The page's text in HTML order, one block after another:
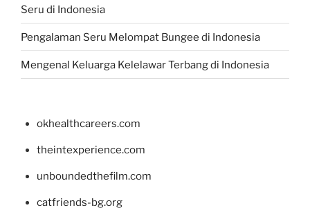
Seru di Indonesia
Pengalaman Seru Melompat Bungee di Indonesia
Mengenal Keluarga Kelelawar Terbang di Indonesia
okhealthcareers.com
theintexperience.com
unboundedthefilm.com
catfriends-bg.org